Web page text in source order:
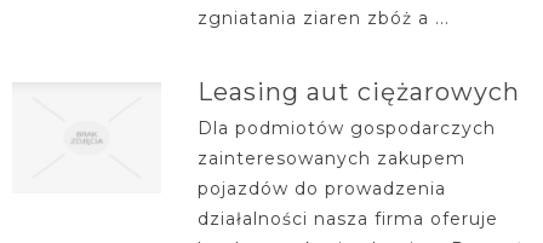
zgniatania ziaren zbóż a ...
Leasing aut ciężarowych
Dla podmiotów gospodarczych
zainteresowanych zakupem
pojazdów do prowadzenia
działalności nasza firma oferuje